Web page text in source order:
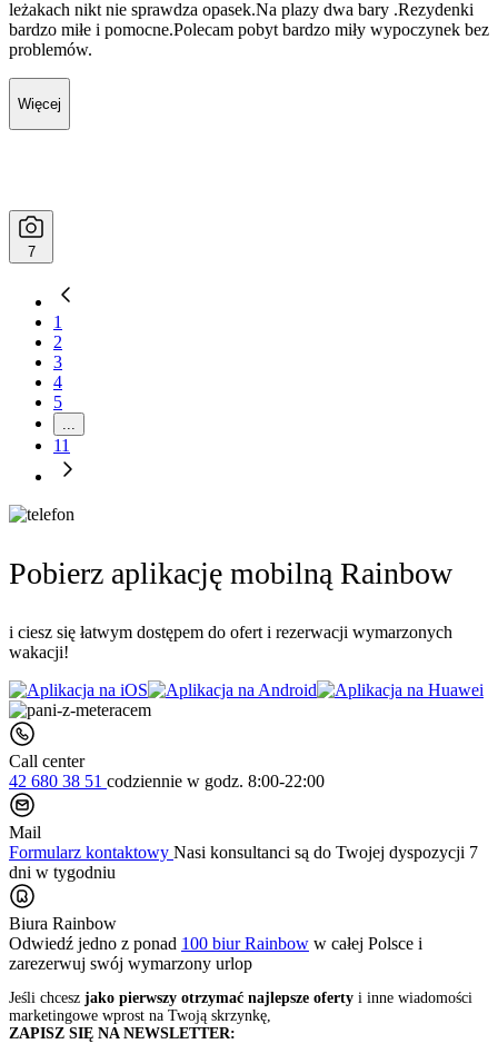
leżakach nikt nie sprawdza opasek.Na plazy dwa bary .Rezydenki
bardzo miłe i pomocne.Polecam pobyt bardzo miły wypoczynek bez
problemów.
Więcej
7
1
2
3
4
5
...
11
Pobierz aplikację mobilną Rainbow
i ciesz się łatwym dostępem do ofert i rezerwacji wymarzonych
wakacji!
Call center
42 680 38 51 codziennie w godz. 8:00-22:00
Mail
Formularz kontaktowy Nasi konsultanci są do Twojej dyspozycji 7
dni w tygodniu
Biura Rainbow
Odwiedź jedno z ponad 100 biur Rainbow w całej Polsce i
zarezerwuj swój wymarzony urlop
Jeśli chcesz jako pierwszy otrzymać najlepsze oferty i inne wiadomości
marketingowe wprost na Twoją skrzynkę,
ZAPISZ SIĘ NA NEWSLETTER: